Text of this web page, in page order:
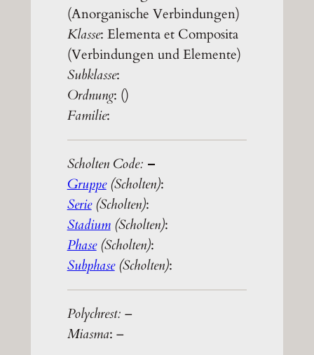
(Anorganische Verbindungen)
Klasse: Elementa et Composita
(Verbindungen und Elemente)
Subklasse:
Ordnung: ()
Familie:
Scholten Code: –
Gruppe(Scholten):
Serie(Scholten):
Stadium(Scholten):
Phase(Scholten):
Subphase (Scholten):
Polychrest: –
Miasma: –